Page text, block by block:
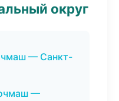
округ
— Санкт-
—